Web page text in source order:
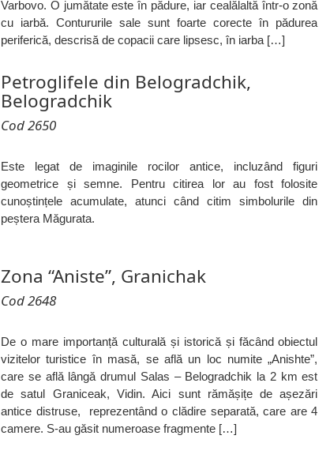
Varbovo. O jumătate este în pădure, iar cealălaltă într-o zonă
cu iarbă. Contururile sale sunt foarte corecte în pădurea
periferică, descrisă de copacii care lipsesc, în iarba […]
Petroglifele din Belogradchik,
Belogradchik
Cod 2650
Este legat de imaginile rocilor antice, incluzând figuri
geometrice și semne. Pentru citirea lor au fost folosite
cunoștințele acumulate, atunci când citim simbolurile din
peștera Măgurata.
Zona “Aniste”, Granichak
Cod 2648
De o mare importanță culturală și istorică și făcând obiectul
vizitelor turistice în masă, se află un loc numite „Anishte”,
care se află lângă drumul Salas – Belogradchik la 2 km est
de satul Graniceak, Vidin. Aici sunt rămășițe de așezări
antice distruse, reprezentând o clădire separată, care are 4
camere. S-au găsit numeroase fragmente […]